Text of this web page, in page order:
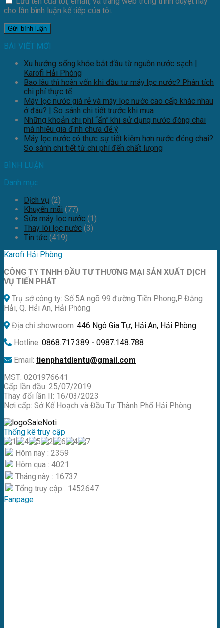
cho lần bình luận kế tiếp của tôi.
BÀI VIẾT MỚI
Xu hướng sống khỏe bắt đầu từ nguồn nước sạch |
Karofi Hải Phòng
Bao lâu thì hoàn vốn khi đầu tư máy lọc nước? Phân tích
chi phí thực tế
Máy lọc nước giá rẻ và máy lọc nước cao cấp khác nhau
ở đâu? | So sánh chi tiết trước khi mua
Những khoản chi phí “ẩn” khi sử dụng nước đóng chai
mà nhiều gia đình chưa để ý
Máy lọc nước có thực sự tiết kiệm hơn nước đóng chai?
So sánh chi tiết từ chi phí đến chất lượng
BÌNH LUẬN
Danh mục
Dịch vụ (2)
Khuyến mãi (77)
Sửa máy lọc nước (1)
Thay lõi lọc nước (3)
Tin tức (419)
Karofi Hải Phòng
CÔNG TY TNHH ĐẦU TƯ THƯƠNG MẠI SẢN XUẤT DỊCH
VỤ TIẾN PHÁT
Trụ sở công ty: Số 5A ngõ 99 đường Tiền Phong,P. Đằng
Hải, Q. Hải An, Hải Phòng
Địa chỉ showroom: 446 Ngô Gia Tự, Hải An, Hải Phòng
Hotline: 0868.717.389 - 0987.148.788
Email: tienphatdientu@gmail.com
MST: 0201976641
Cấp lần đầu: 25/07/2019
Thay đổi lần II: 16/03/2023
Nơi cấp: Sở Kế Hoạch và Đầu Tư Thành Phố Hải Phòng
Thống kê truy cập
Hôm nay : 2359
Hôm qua : 4021
Tháng này : 16737
Tổng truy cập : 1452647
Fanpage